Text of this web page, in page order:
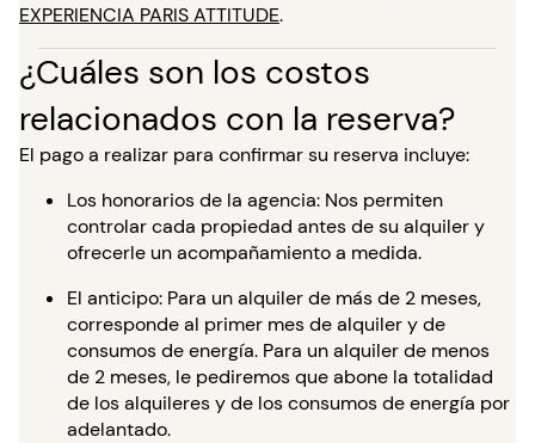
EXPERIENCIA PARIS ATTITUDE.
¿Cuáles son los costos
relacionados con la reserva?
El pago a realizar para confirmar su reserva incluye:
Los honorarios de la agencia: Nos permiten
controlar cada propiedad antes de su alquiler y
ofrecerle un acompañamiento a medida.
El anticipo: Para un alquiler de más de 2 meses,
corresponde al primer mes de alquiler y de
consumos de energía. Para un alquiler de menos
de 2 meses, le pediremos que abone la totalidad
de los alquileres y de los consumos de energía por
adelantado.